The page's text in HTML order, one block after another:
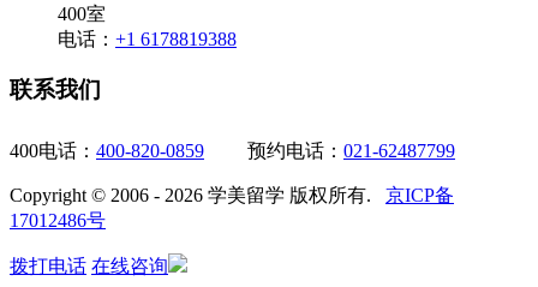
400室
电话： +1 6178819388
联系我们
400电话： 400-820-0859 预约电话： 021-62487799
Copyright © 2006 - 2026 学美留学 版权所有. 京ICP备
17012486号
拨打电话 在线咨询